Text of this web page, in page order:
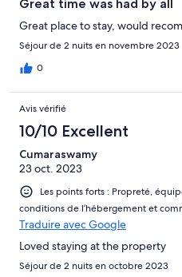
Great time was had by all
Great place to stay, would
Séjour de 2 nuits en novembre 2023
0
Avis vérifié
10/10 Excellent
Cumaraswamy
23 oct. 2023
Les points forts : Propreté,
conditions de l’hébergement et
Traduire avec Google
Loved staying at the property
Séjour de 2 nuits en octobre 2023